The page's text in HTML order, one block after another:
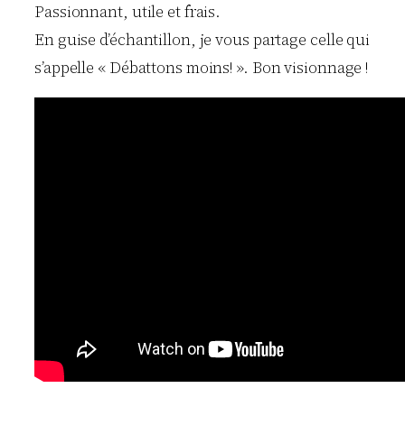
Passionnant, utile et frais.
En guise d’échantillon, je vous partage celle qui
s’appelle « Débattons moins! ». Bon visionnage !